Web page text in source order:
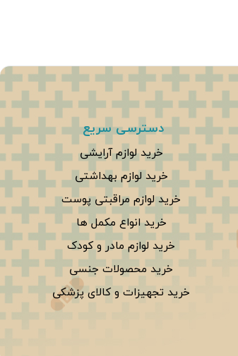
دسترسی سریع
خرید لوازم آرایشی
خرید لوازم بهداشتی
خرید لوازم مراقبتی پوست
خرید انواع مکمل ها
خرید لوازم مادر و کودک
خرید محصولات جنسی
خرید تجهیزات و کالای پزشکی